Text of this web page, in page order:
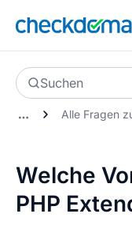
Suchen
Welche
PHP